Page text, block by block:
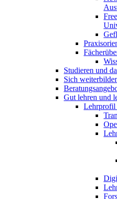
Studieren und
Sich
Gut lehren und
Lehrprofil